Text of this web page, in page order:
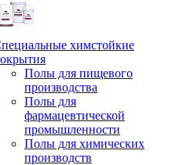
химстойкие
Полы для пищевого
производства
Полы для
фармацевтической
промышленности
Полы для химических
производств